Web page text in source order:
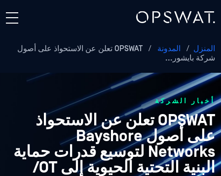
المنزل / المدونة /
OPSWAT تعلن عن الاستحواذ على أصول
شركة بايشور...
أخبار الشركة
OPSWAT تعلن عن الاستحواذ
على أصول Bayshore
Networks لتوسيع قدرات حماية
البنية التحتية الحيوية إلى OT/